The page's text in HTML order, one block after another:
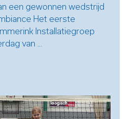
een gewonnen wedstrijd
Het eerste
Installatiegroep
van ...